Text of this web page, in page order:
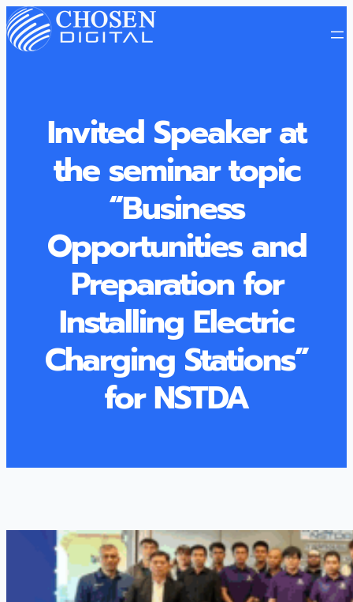
Invited Speaker at
the seminar topic
“Business
Opportunities and
Preparation for
Installing Electric
Charging Stations”
for NSTDA